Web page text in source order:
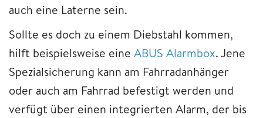
auch eine Laterne sein.
Sollte es doch zu einem Diebstahl kommen,
hilft beispielsweise eine ABUS Alarmbox. Jene
Spezialsicherung kann am Fahrradanhänger
oder auch am Fahrrad befestigt werden und
verfügt über einen integrierten Alarm, der bis